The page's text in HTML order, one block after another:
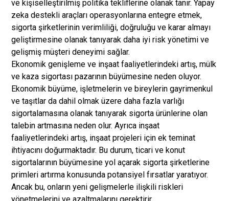
ve kişiselleştirilmiş politika tekliflerine olanak tanır. Yapay
zeka destekli araçları operasyonlarına entegre etmek,
sigorta şirketlerinin verimliliği, doğruluğu ve karar almayı
geliştirmesine olanak tanıyarak daha iyi risk yönetimi ve
gelişmiş müşteri deneyimi sağlar.
Ekonomik genişleme ve inşaat faaliyetlerindeki artış, mülk
ve kaza sigortası pazarının büyümesine neden oluyor.
Ekonomik büyüme, işletmelerin ve bireylerin gayrimenkul
ve taşıtlar da dahil olmak üzere daha fazla varlığı
sigortalamasına olanak tanıyarak sigorta ürünlerine olan
talebin artmasına neden olur. Ayrıca inşaat
faaliyetlerindeki artış, inşaat projeleri için ek teminat
ihtiyacını doğurmaktadır. Bu durum, ticari ve konut
sigortalarının büyümesine yol açarak sigorta şirketlerine
primleri artırma konusunda potansiyel fırsatlar yaratıyor.
Ancak bu, onların yeni gelişmelerle ilişkili riskleri